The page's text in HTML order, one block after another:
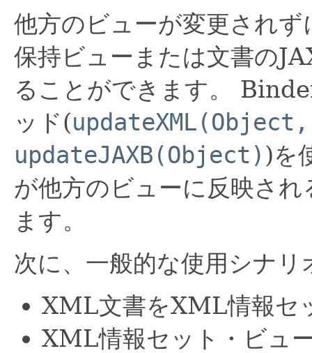
他方のビューが変更され
保持ビューまたは文書の
ることができます。
ッド(
updateJAXB(Object) )を
が他方のビューに反映さ
ます。
次に、一般的な使用シナ
XML文書をXML情報セ
XML情報セット・ビュ